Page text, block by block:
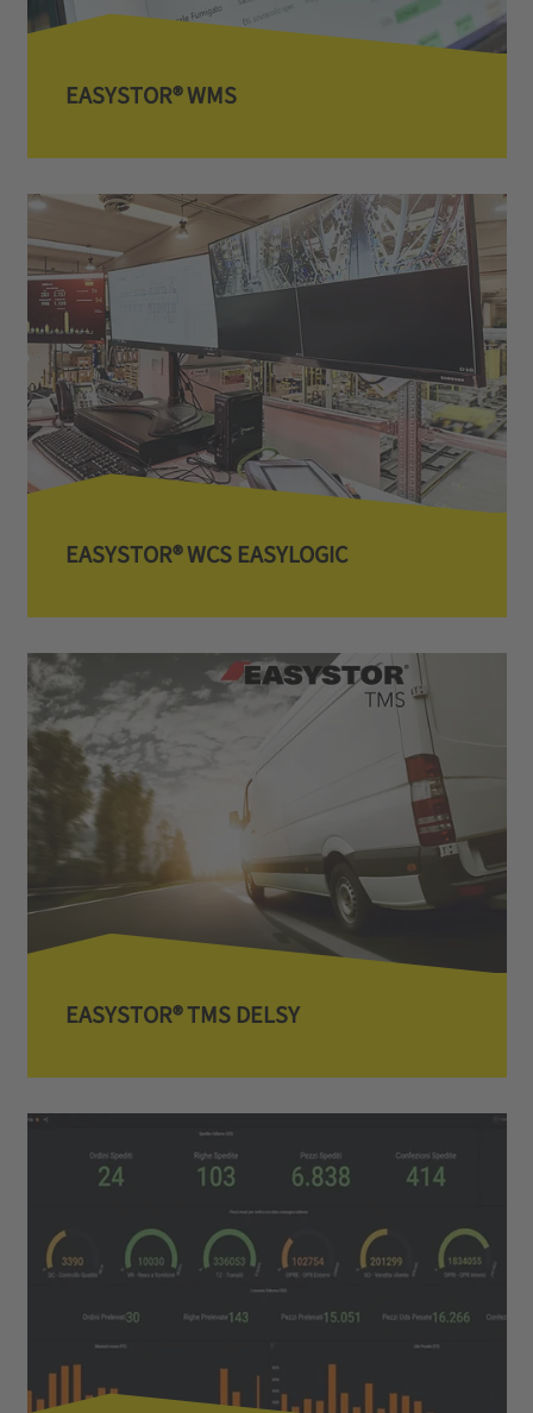
EASYSTOR® WMS
EASYSTOR® WCS EASYLOGIC
EASYSTOR® TMS DELSY